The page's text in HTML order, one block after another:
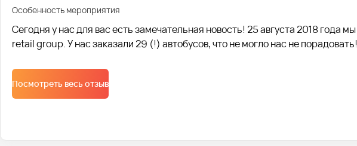
Особенность мероприятия
Сегодня у нас для вас есть замечательная новость! 25 августа 2018 года
retail group. У нас заказали 29 (!) автобусов, что не могло нас не порадовать!
Посмотреть весь отзыв